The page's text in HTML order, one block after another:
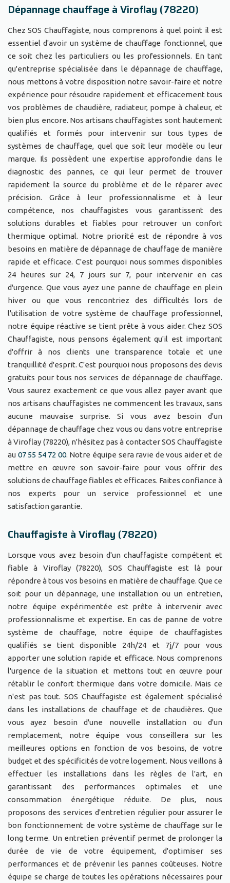
Dépannage chauffage à Viroflay (78220)
Chez SOS Chauffagiste, nous comprenons à quel point il est
essentiel d'avoir un système de chauffage fonctionnel, que
ce soit chez les particuliers ou les professionnels. En tant
qu'entreprise spécialisée dans le dépannage de chauffage,
nous mettons à votre disposition notre savoir-faire et notre
expérience pour résoudre rapidement et efficacement tous
vos problèmes de chaudière, radiateur, pompe à chaleur, et
bien plus encore. Nos artisans chauffagistes sont hautement
qualifiés et formés pour intervenir sur tous types de
systèmes de chauffage, quel que soit leur modèle ou leur
marque. Ils possèdent une expertise approfondie dans le
diagnostic des pannes, ce qui leur permet de trouver
rapidement la source du problème et de le réparer avec
précision. Grâce à leur professionnalisme et à leur
compétence, nos chauffagistes vous garantissent des
solutions durables et fiables pour retrouver un confort
thermique optimal. Notre priorité est de répondre à vos
besoins en matière de dépannage de chauffage de manière
rapide et efficace. C'est pourquoi nous sommes disponibles
24 heures sur 24, 7 jours sur 7, pour intervenir en cas
d'urgence. Que vous ayez une panne de chauffage en plein
hiver ou que vous rencontriez des difficultés lors de
l'utilisation de votre système de chauffage professionnel,
notre équipe réactive se tient prête à vous aider. Chez SOS
Chauffagiste, nous pensons également qu'il est important
d'offrir à nos clients une transparence totale et une
tranquillité d'esprit. C'est pourquoi nous proposons des devis
gratuits pour tous nos services de dépannage de chauffage.
Vous saurez exactement ce que vous allez payer avant que
nos artisans chauffagistes ne commencent les travaux, sans
aucune mauvaise surprise. Si vous avez besoin d'un
dépannage de chauffage chez vous ou dans votre entreprise
à Viroflay (78220), n'hésitez pas à contacter SOS Chauffagiste
au 07 55 54 72 00. Notre équipe sera ravie de vous aider et de
mettre en œuvre son savoir-faire pour vous offrir des
solutions de chauffage fiables et efficaces. Faites confiance à
nos experts pour un service professionnel et une
satisfaction garantie.
Chauffagiste à Viroflay (78220)
Lorsque vous avez besoin d'un chauffagiste compétent et
fiable à Viroflay (78220), SOS Chauffagiste est là pour
répondre à tous vos besoins en matière de chauffage. Que ce
soit pour un dépannage, une installation ou un entretien,
notre équipe expérimentée est prête à intervenir avec
professionnalisme et expertise. En cas de panne de votre
système de chauffage, notre équipe de chauffagistes
qualifiés se tient disponible 24h/24 et 7j/7 pour vous
apporter une solution rapide et efficace. Nous comprenons
l'urgence de la situation et mettons tout en œuvre pour
rétablir le confort thermique dans votre domicile. Mais ce
n'est pas tout. SOS Chauffagiste est également spécialisé
dans les installations de chauffage et de chaudières. Que
vous ayez besoin d'une nouvelle installation ou d'un
remplacement, notre équipe vous conseillera sur les
meilleures options en fonction de vos besoins, de votre
budget et des spécificités de votre logement. Nous veillons à
effectuer les installations dans les règles de l'art, en
garantissant des performances optimales et une
consommation énergétique réduite. De plus, nous
proposons des services d'entretien régulier pour assurer le
bon fonctionnement de votre système de chauffage sur le
long terme. Un entretien préventif permet de prolonger la
durée de vie de votre équipement, d'optimiser ses
performances et de prévenir les pannes coûteuses. Notre
équipe se charge de toutes les opérations nécessaires pour